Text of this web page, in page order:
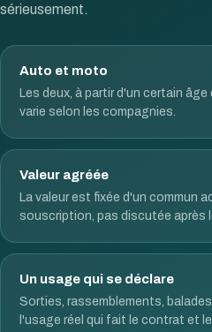
sérieusement.
Auto et moto
Les deux, à partir d'un certain
varie selon les compagnies.
Valeur agréée
La valeur est fixée d'un commun
souscription, pas discutée après
Un usage qui se déclare
Sorties, rassemblements,
l'usage réel qui fait le contrat et